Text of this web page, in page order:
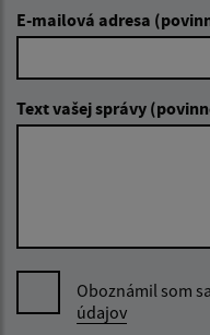
E-mailová adresa
Text vašej správy
Oboznámil som
údajov